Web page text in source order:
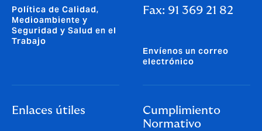
Política de Calidad,
Medioambiente y
Seguridad y Salud en el
Trabajo
Fax: 91 369 21 82
Envíenos un correo
electrónico
Enlaces útiles
Cumplimiento
Normativo